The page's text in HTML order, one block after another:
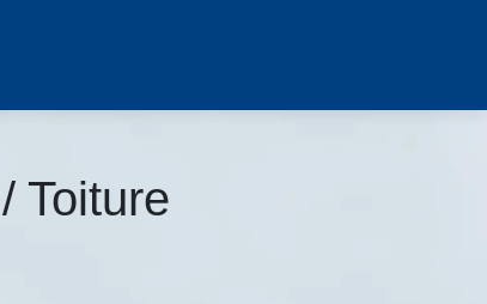
Toiture